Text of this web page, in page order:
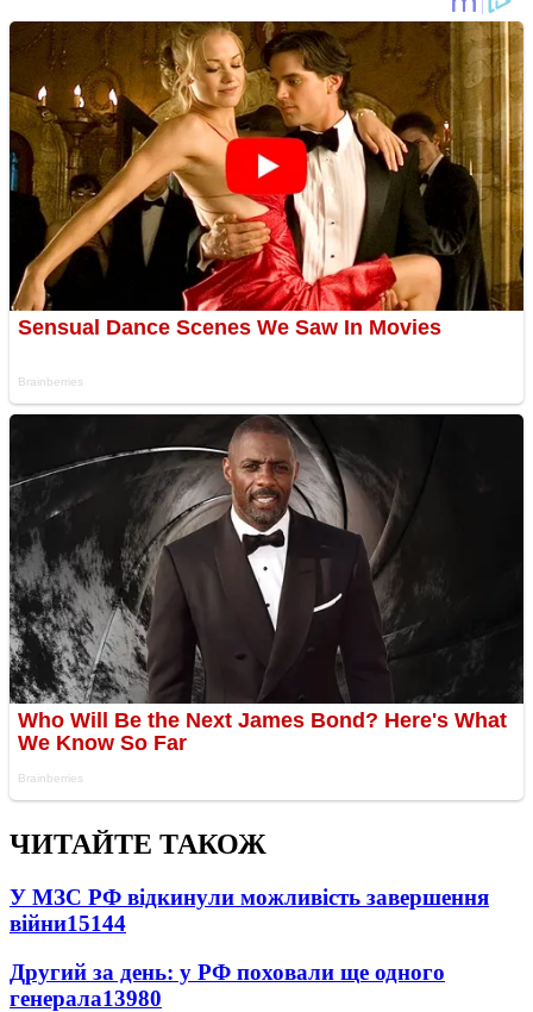
ЧИТАЙТЕ ТАКОЖ
У МЗС РФ відкинули можливість завершення
війни15144
Другий за день: у РФ поховали ще одного
генерала13980